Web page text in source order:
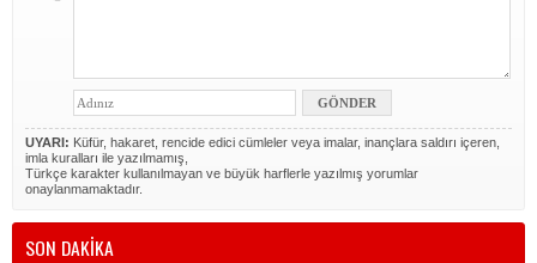
UYARI: Küfür, hakaret, rencide edici cümleler veya imalar, inançlara saldırı içeren,
imla kuralları ile yazılmamış,
Türkçe karakter kullanılmayan ve büyük harflerle yazılmış yorumlar
onaylanmamaktadır.
SON DAKİKA